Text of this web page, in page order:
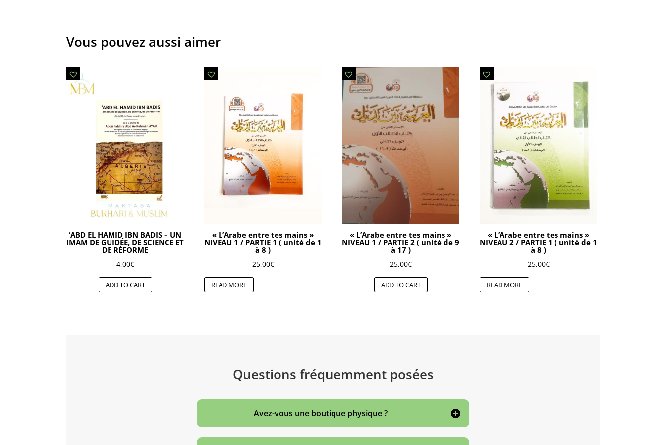
Vous pouvez aussi aimer
‘ABD EL HAMID IBN BADIS – UN
IMAM DE GUIDÉE, DE SCIENCE ET
DE RÉFORME
4,00€
ADD TO CART
« L’Arabe entre tes mains »
NIVEAU 1 / PARTIE 1 ( unité de 1
à 8 )
25,00€
READ MORE
« L’Arabe entre tes mains »
NIVEAU 1 / PARTIE 2 ( unité de 9
à 17 )
25,00€
ADD TO CART
« L’Arabe entre tes mains »
NIVEAU 2 / PARTIE 1 ( unité de 1
à 8 )
25,00€
READ MORE
Questions fréquemment posées
Avez-vous une boutique physique ?